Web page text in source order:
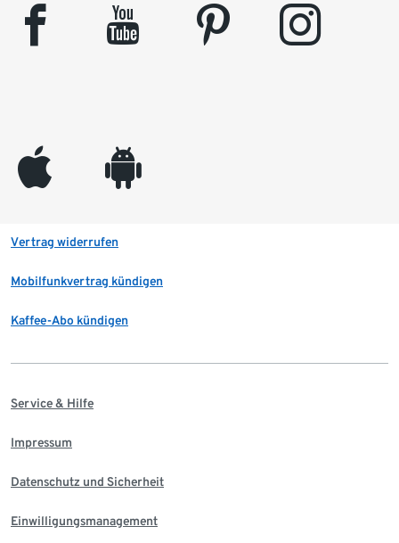
facebook youtube pinterest instagram
appleinc android
Vertrag widerrufen
Mobilfunkvertrag kündigen
Kaffee-Abo kündigen
Service & Hilfe
Impressum
Datenschutz und Sicherheit
Einwilligungsmanagement